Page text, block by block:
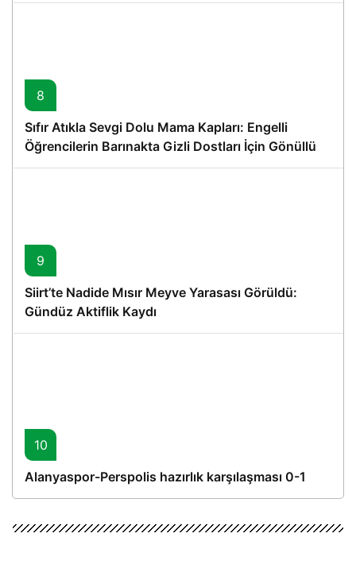
8
Sıfır Atıkla Sevgi Dolu Mama Kapları: Engelli
Öğrencilerin Barınakta Gizli Dostları İçin Gönüllü
Proje
9
Siirt’te Nadide Mısır Meyve Yarasası Görüldü:
Gündüz Aktiflik Kaydı
10
Alanyaspor-Perspolis hazırlık karşılaşması 0-1